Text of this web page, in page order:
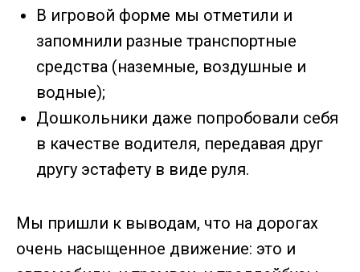
В игровой форме мы отметили и
запомнили разные транспортные
средства (наземные, воздушные и
водные);
Дошкольники даже попробовали себя
в качестве водителя, передавая друг
другу эстафету в виде руля.
Мы пришли к выводам, что на дорогах
очень насыщенное движение: это и